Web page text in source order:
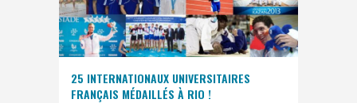
25 INTERNATIONAUX UNIVERSITAIRES
FRANÇAIS MÉDAILLÉS À RIO !